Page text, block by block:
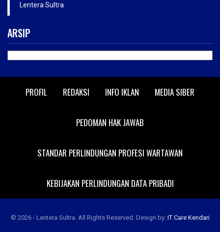
Lentera Sultra
ARSIP
PROFIL REDAKSI INFO IKLAN MEDIA SIBER
PEDOMAN HAK JAWAB
STANDAR PERLINDUNGAN PROFESI WARTAWAN
KEBIJAKAN PERLINDUNGAN DATA PRIBADI
© 2026 - Lentera Sultra. All Rights Reserved. Design by: IT Care Kendari